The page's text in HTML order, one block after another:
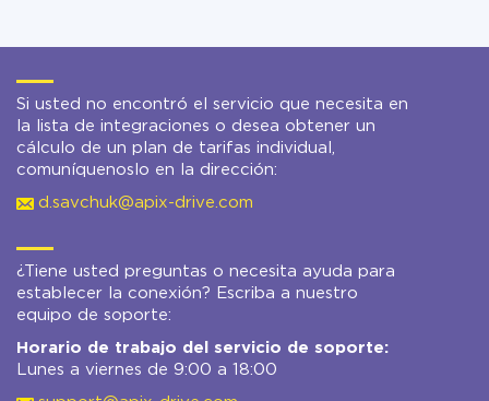
Si usted no encontró el servicio que necesita en
la lista de integraciones o desea obtener un
cálculo de un plan de tarifas individual,
comuníquenoslo en la dirección:
d.savchuk@apix-drive.com
¿Tiene usted preguntas o necesita ayuda para
establecer la conexión? Escriba a nuestro
equipo de soporte:
Horario de trabajo del servicio de soporte:
Lunes a viernes de 9:00 a 18:00